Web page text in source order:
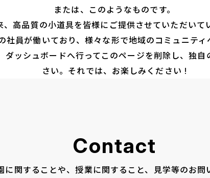
または、このようなものです。
高品質の小道具を皆様にご提供させていただいて
員が働いており、様々な形で地域のコミュニティ
ダッシュボード へ行ってこのページを削除し、独
さい。それでは、お楽しみください !
Contact
に関することや、授業に関すること、見学等のお問